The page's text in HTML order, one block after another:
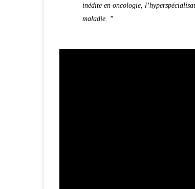
inédite en oncologie,
maladie. ”